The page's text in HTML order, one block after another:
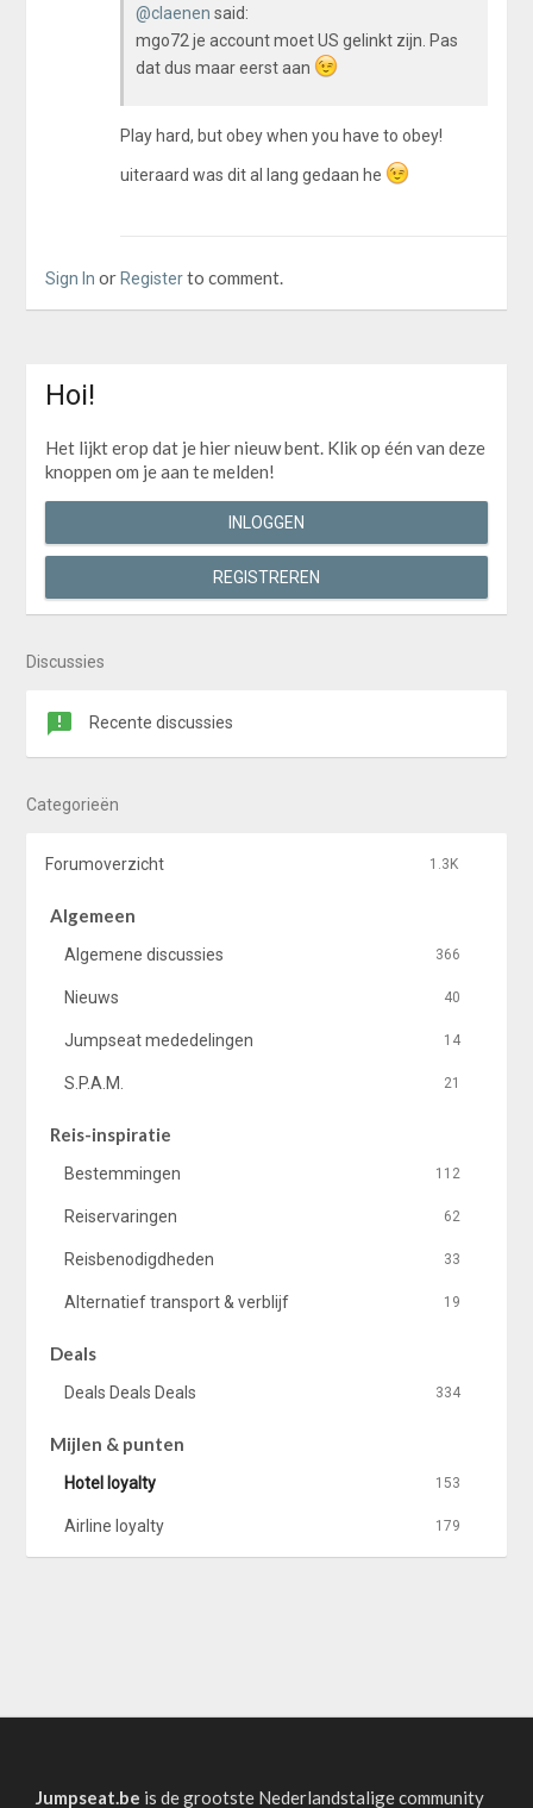
@claenen said:
mgo72 je account moet US gelinkt zijn. Pas
dat dus maar eerst aan
Play hard, but obey when you have to obey!
uiteraard was dit al lang gedaan he
Sign In orRegisterto comment.
Hoi!
Het lijkt erop dat je hier nieuw bent. Klik op één van deze
knoppen om je aan te melden!
INLOGGEN
REGISTREREN
Discussies
Recente discussies
Categorieën
1.3K
Forumoverzicht
Algemeen
366
Algemene discussies
40
Nieuws
14
Jumpseat mededelingen
21
S.P.A.M.
Reis-inspiratie
112
Bestemmingen
62
Reiservaringen
33
Reisbenodigdheden
19
Alternatief transport & verblijf
Deals
334
Deals Deals Deals
Mijlen & punten
153
Hotel loyalty
179
Airline loyalty
Jumpseat.be is de grootste Nederlandstalige community